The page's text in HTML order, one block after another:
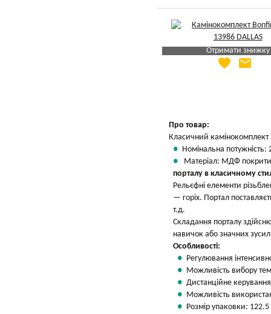
Отримати знижку
Яка Ваша ціна
favorite email
Про товар:
Класичний
Номінальна потужність:
Матеріал: МДФ
порталу в класичному
Рельєфні елементи
— горіх. Портал
т.д.
Складання порталу
навичок або значних
Особливості:
Регулювання
Можливість вибору
Дистанційне керування
Можливість
Розмір упаковки: 122.5